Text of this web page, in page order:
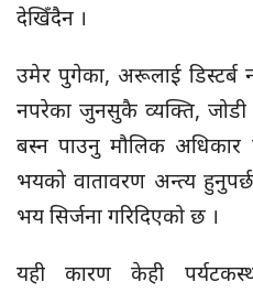
देखिँदैन ।
उमेर पुगेका, अरूलाई डिस्टर्ब
नपरेका जुनसुकै व्यक्ति,
बस्न पाउनु मौलिक अधिकार
भयको वातावरण अन्त्य
भय सिर्जना गरिदिएको छ ।
यही कारण केही